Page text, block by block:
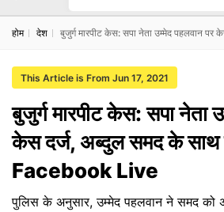
होम देश बुजुर्ग मारपीट केस: सपा नेता उम्‍मेद पहलवान
This Article is From Jun 17, 2021
बुजुर्ग मारपीट केस: सपा नेता
केस दर्ज, अब्‍दुल समद के साथ
Facebook Live
पुलिस के अनुसार, उम्मेद पहलवान ने समद को